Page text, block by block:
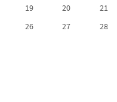
19 20 21
26 27 28